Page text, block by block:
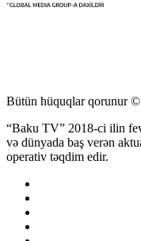
Bütün hüquqlar qorunur
“Baku TV” 2018-ci ilin
və dünyada baş verən
operativ təqdim edir.